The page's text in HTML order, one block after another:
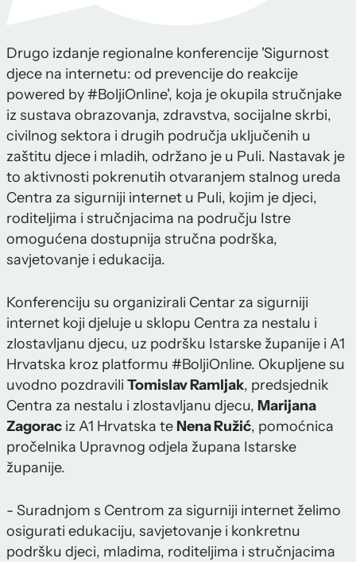
Drugo izdanje regionalne konferencije 'Sigurnost
djece na internetu: od prevencije do reakcije
powered by #BoljiOnline', koja je okupila stručnjake
iz sustava obrazovanja, zdravstva, socijalne skrbi,
civilnog sektora i drugih područja uključenih u
zaštitu djece i mladih, održano je u Puli. Nastavak je
to aktivnosti pokrenutih otvaranjem stalnog ureda
Centra za sigurniji internet u Puli, kojim je djeci,
roditeljima i stručnjacima na području Istre
omogućena dostupnija stručna podrška,
savjetovanje i edukacija.
Konferenciju su organizirali Centar za sigurniji
internet koji djeluje u sklopu Centra za nestalu i
zlostavljanu djecu, uz podršku Istarske županije i A1
Hrvatska kroz platformu #BoljiOnline. Okupljene su
uvodno pozdravili Tomislav Ramljak, predsjednik
Centra za nestalu i zlostavljanu djecu, Marijana
Zagorac iz A1 Hrvatska te Nena Ružić, pomoćnica
pročelnika Upravnog odjela župana Istarske
županije.
- Suradnjom s Centrom za sigurniji internet želimo
osigurati edukaciju, savjetovanje i konkretnu
podršku djeci, mladima, roditeljima i stručnjacima